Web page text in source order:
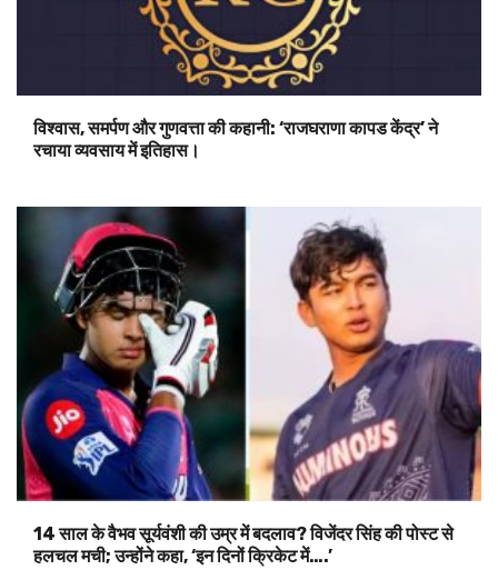
विश्वास, समर्पण और गुणवत्ता की कहानी: ‘राजघराणा कापड केंद्र’ ने
रचाया व्यवसाय में इतिहास।
14 साल के वैभव सूर्यवंशी की उम्र में बदलाव? विजेंदर सिंह की पोस्ट से
हलचल मची; उन्होंने कहा, ‘इन दिनों क्रिकेट में….’